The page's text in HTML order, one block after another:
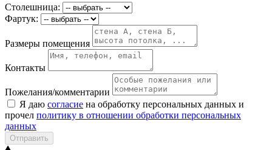
Столешница:
Фартук:
Размеры помещения
Контакты
Пожелания/комментарии
Я даю согласие на обработку персональных данных и
прочел политику в отношении обработки персональных
данных
Отправить